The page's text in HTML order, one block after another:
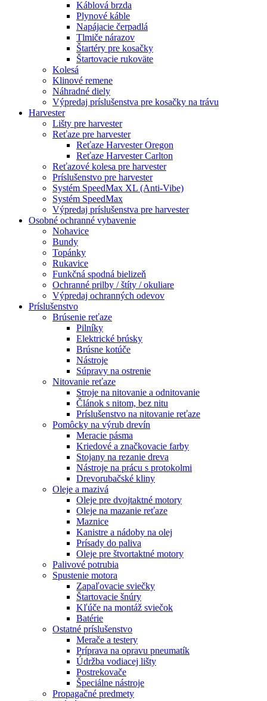
Káblová brzda
Plynové káble
Napájacie čerpadlá
Tlmiče nárazov
Štartéry pre kosačky
Štartovacie rukoväte
Kolesá
Klinové remene
Náhradné diely
Výpredaj príslušenstva pre kosačky na trávu
Harvester
Lišty pre harvester
Reťaze pre harvester
Reťaze Harvester Oregon
Reťaze Harvester Carlton
Reťazové kolesa pre harvester
Príslušenstvo pre harvester
Systém SpeedMax XL (Anti-Vibe)
Systém SpeedMax
Výpredaj príslušenstva pre harvester
Osobné ochranné vybavenie
Nohavice
Bundy
Topánky
Rukavice
Funkčná spodná bielizeň
Ochranné prilby / štíty / okuliare
Výpredaj ochranných odevov
Príslušenstvo
Brúsenie reťaze
Pilníky
Elektrické brúsky
Brúsne kotúče
Nástroje
Súpravy na ostrenie
Nitovanie reťaze
Stroje na nitovanie a odnitovanie
Článok s nitom, bez nitu
Príslušenstvo na nitovanie reťaze
Pomôcky na výrub drevín
Meracie pásma
Kriedové a značkovacie farby
Stojany na rezanie dreva
Nástroje na prácu s protokolmi
Drevorubačské kliny
Oleje a mazivá
Oleje pre dvojtaktné motory
Oleje na mazanie reťaze
Maznice
Kanistre a nádoby na olej
Prísady do paliva
Oleje pre štvortaktné motory
Palivové potrubia
Spustenie motora
Zapaľovacie sviečky
Štartovacie šnúry
Kľúče na montáž sviečok
Batérie
Ostatné príslušenstvo
Merače a testery
Príprava na opravu pneumatík
Údržba vodiacej lišty
Postrekovače
Špeciálne nástroje
Propagačné predmety